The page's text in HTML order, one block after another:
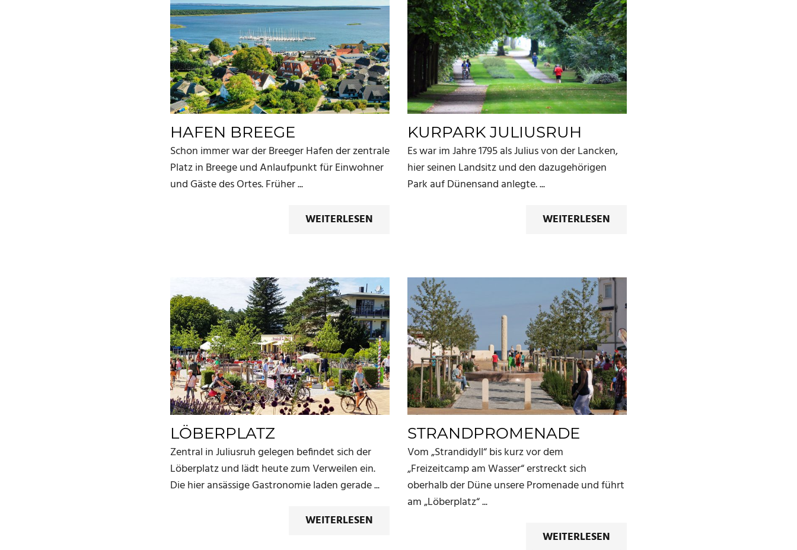
HAFEN BREEGE
Schon immer war der Breeger Hafen der zentrale
Platz in Breege und Anlaufpunkt für Einwohner
und Gäste des Ortes. Früher ...
WEITERLESEN
KURPARK JULIUSRUH
Es war im Jahre 1795 als Julius von der Lancken,
hier seinen Landsitz und den dazugehörigen
Park auf Dünensand anlegte. ...
WEITERLESEN
LÖBERPLATZ
Zentral in Juliusruh gelegen befindet sich der
Löberplatz und lädt heute zum Verweilen ein.
Die hier ansässige Gastronomie laden gerade ...
WEITERLESEN
STRANDPROMENADE
Vom „Strandidyll“ bis kurz vor dem
„Freizeitcamp am Wasser“ erstreckt sich
oberhalb der Düne unsere Promenade und führt
am „Löberplatz“ ...
WEITERLESEN